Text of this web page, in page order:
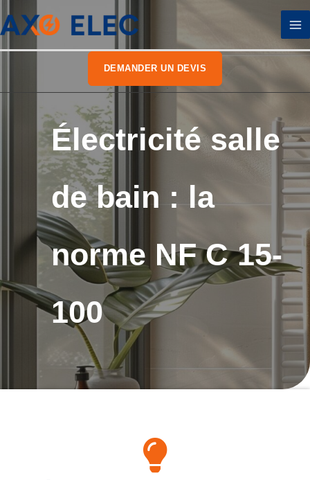
au
DEMANDER UN DEVIS
Électricité salle
de bain : la
norme NF C 15-
100